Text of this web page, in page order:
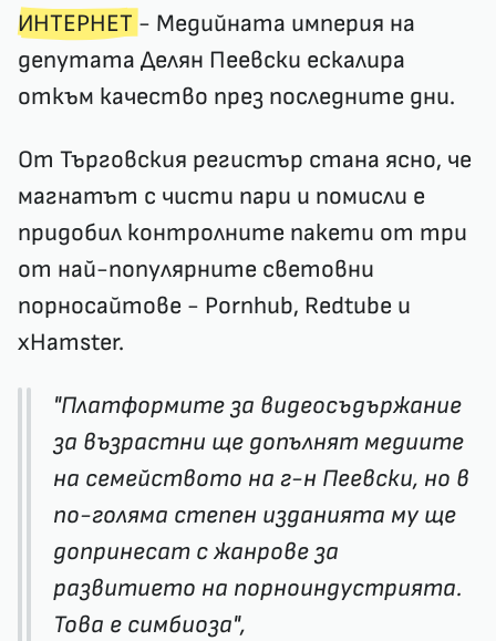
ИНТЕРНЕТ- Медийната империя на
депутата Делян Пеевски ескалира
откъм качество през последните дни.
От Търговския регистър стана ясно, че
магнатът с чисти пари и помисли е
придобил контролните пакети от три
от най-популярните световни
порносайтове - Pornhub, Redtube и
xHamster.
"Платформите за видеосъдържание
за възрастни ще допълнят медиите
на семейството на г-н Пеевски, но в
по-голяма степен изданията му ще
допринесат с жанрове за
развитието на порноиндустрията.
Това е симбиоза",